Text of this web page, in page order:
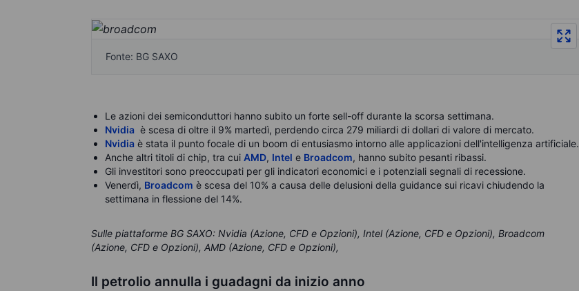
Fonte: BG SAXO
Le azioni dei semiconduttori hanno subito un forte sell-off durante la scorsa settimana.
Nvidia è scesa di oltre il 9% martedì, perdendo circa 279 miliardi di dollari di valore di mercato.
Nvidia è stata il punto focale di un boom di entusiasmo intorno alle applicazioni dell'intelligenza artificiale.
Anche altri titoli di chip, tra cui AMD, Intel e Broadcom, hanno subito pesanti ribassi.
Gli investitori sono preoccupati per gli indicatori economici e i potenziali segnali di recessione.
Venerdì, Broadcom è scesa del 10% a causa delle delusioni della guidance sui ricavi chiudendo la
settimana in flessione del 14%.
Sulle piattaforme BG SAXO: Nvidia (Azione, CFD e Opzioni), Intel (Azione, CFD e Opzioni), Broadcom
(Azione, CFD e Opzioni), AMD (Azione, CFD e Opzioni),
Il petrolio annulla i guadagni da inizio anno